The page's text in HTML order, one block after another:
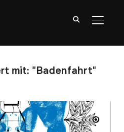
mit: "Badenfahrt"